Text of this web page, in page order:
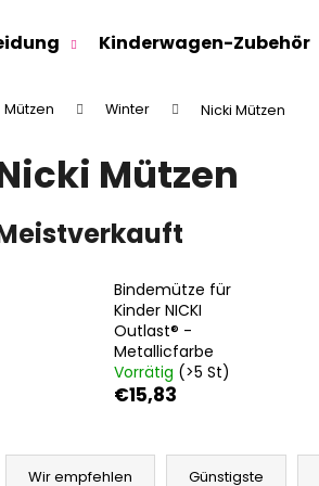
Kinderwagen-Zubehör
Mützen Winter Nicki Mützen
Mützen
Bindemütze für
Kinder NICKI
Outlast® -
Metallicfarbe
Vorrätig (>5 St)
€15,83
P
Wir empfehlen Günstigste
Was suchen Sie?
Wir empfehlen
SWEATHOSE - DENIM LÖWE